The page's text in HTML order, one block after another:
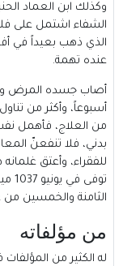
وكذلك ابن العماد
الشفاء اشتمل على
الذي ذهب بعيداً في
عنده تهمة.
أصاب جسده المرض
أسبوعاً، وأكثر من
من العلاج، فأهمل
بدني، فلا تنفعنّ
للفقراء، وأعتق غلمانه
الثامنة والخمسين
من مؤلفاته
له الكثير من